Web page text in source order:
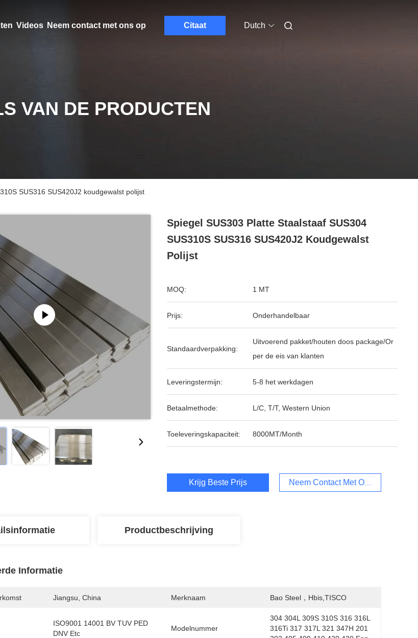
Videos Neem contact met ons op Citaat Dutch
VAN DE PRODUCTEN
SUS316 SUS420J2 koudgewalst polijst
Spiegel SUS303 Platte Staalstaaf SUS304
SUS310S SUS316 SUS420J2 Koudgewalst
Polijst
MOQ: 1 MT
Prijs: Onderhandelbaar
Standaardverpakking:
Uitvoerend pakket/houten doos package/Or
per de eis van klanten
Leveringstermijn: 5-8 het werkdagen
Betaalmethode: L/C, T/T, Western Union
Toeleveringskapaciteit: 8000MT/Month
Krijg Beste Prijs Neem Contact Met Ons Op
Productbeschrijving
Informatie
Jiangsu, China Merknaam Bao Steel，hbis,TISCO
ISO9001 14001 BV TUV PED
DNV Etc
Modelnummer
304 304L 309S 310S 316 316L
316Ti 317 317L 321 347H 201